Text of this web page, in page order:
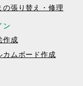
の張り替え・修理
ン
作成
カムボード作成